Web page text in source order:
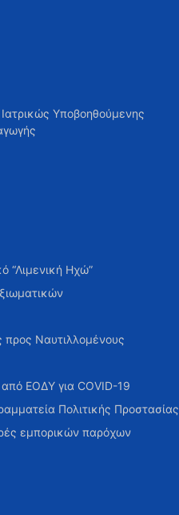
Υποβοηθούμενης
“Λιμενική Ηχώ”
προς Ναυτιλλομένους
από ΕΟΔΥ για COVID-19
Πολιτικής Προστασίας
εμπορικών παρόχων